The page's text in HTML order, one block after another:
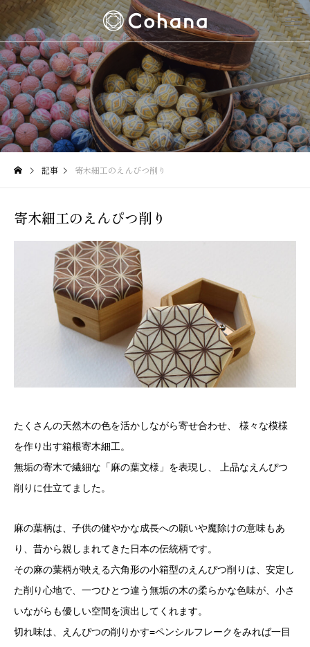
記事 寄木細工のえんぴつ削り
寄木細工のえんぴつ削り
たくさんの天然木の色を活かしながら寄せ合わせ、 様々な模様
を作り出す箱根寄木細工。
無垢の寄木で繊細な「麻の葉文様」を表現し、 上品なえんぴつ
削りに仕立てました。
麻の葉柄は、子供の健やかな成長への願いや魔除けの意味もあ
り、昔から親しまれてきた日本の伝統柄です。
その麻の葉柄が映える六角形の小箱型のえんぴつ削りは、安定し
た削り心地で、一つひとつ違う無垢の木の柔らかな色味が、小さ
いながらも優しい空間を演出してくれます。
切れ味は、えんぴつの削りかす=ペンシルフレークをみれば一目